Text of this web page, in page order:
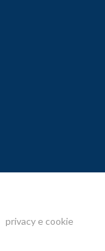
privacy e cookie